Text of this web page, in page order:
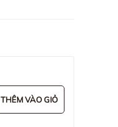
THÊM VÀO GIỎ